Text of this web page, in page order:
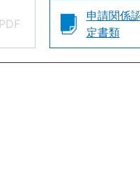
申請関係
定書類